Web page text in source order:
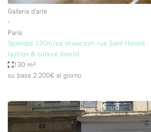
Galleria d'arte
∙
Paris
Splendid 130m/sq showroom rue Saint Honoré
fashion & culture district.
130 m²
su base 2.200€ al giorno